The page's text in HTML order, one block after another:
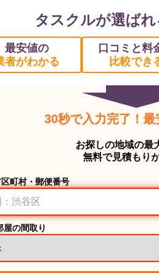
タスクルが選ば
最安値の
者がわかる
口コミと料
比較でき
30秒で入力完了！最
お探しの地域の最
無料で見積もり
町村・郵便番号
の間取り